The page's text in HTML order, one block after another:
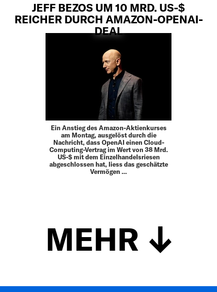
JEFF BEZOS UM 10 MRD. US-$
REICHER DURCH AMAZON-OPENAI-
DEAL
Ein Anstieg des Amazon-Aktienkurses
am Montag, ausgelöst durch die
Nachricht, dass OpenAI einen Cloud-
Computing-Vertrag im Wert von 38 Mrd.
US-$ mit dem Einzelhandelsriesen
abgeschlossen hat, liess das geschätzte
Vermögen …
MEHR